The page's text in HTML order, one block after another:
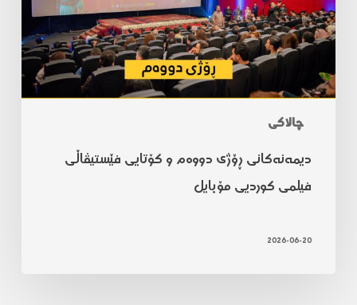
چالاکی
دیمەنەکانی ڕۆژی دووەم و کۆتایی فێستیڤاڵی
فیلمی کوردیی مۆبایل
2026-06-20